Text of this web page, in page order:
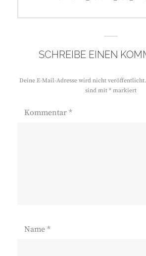
SCHREIBE EINEN
Deine E-Mail-Adresse wird nicht veröffentlicht.
sind mit * markiert
Kommentar *
Name *